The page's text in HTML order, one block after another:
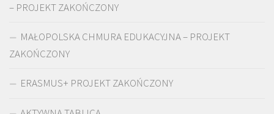
– PROJEKT ZAKOŃCZONY
MAŁOPOLSKA CHMURA EDUKACYJNA – PROJEKT
ZAKOŃCZONY
ERASMUS+ PROJEKT ZAKOŃCZONY